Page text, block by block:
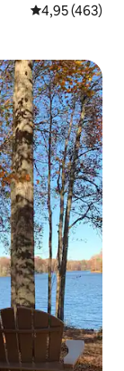
4,95 de uma
4,95 (463)